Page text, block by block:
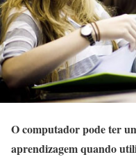
O computador pode ter
aprendizagem quando